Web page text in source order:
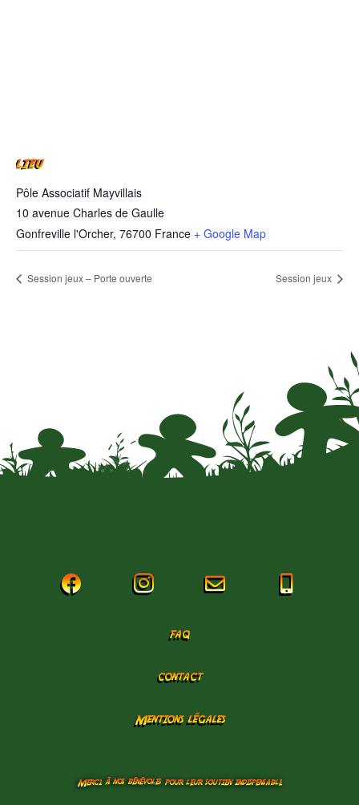
LIEU
Pôle Associatif Mayvillais
10 avenue Charles de Gaulle
Gonfreville l'Orcher, 76700 France + Google Map
Session jeux – Porte ouverte Session jeux
   
faq
contact
Mentions légales
Merci à nos bénévoles pour leur soutien indispensable